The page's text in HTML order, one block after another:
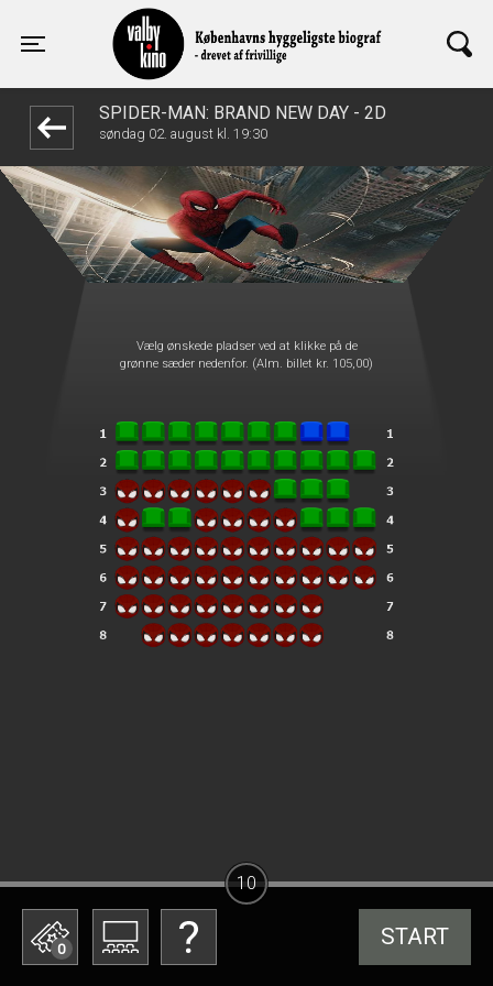
Toggle navigation
Valby Kino
SPIDER-MAN: BRAND NEW DAY - 2D
søndag 02. august kl. 19:30
Vælg ønskede pladser ved at klikke på de
grønne sæder nedenfor. (Alm. billet kr. 105,00)
0 START
10
front05-temp 114907